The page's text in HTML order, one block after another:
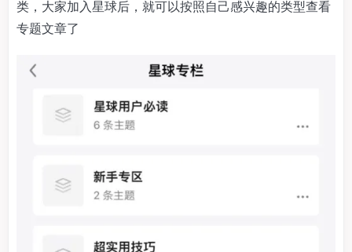
类，大家加入星球后，就可以按照自己感兴趣的类型查看
专题文章了